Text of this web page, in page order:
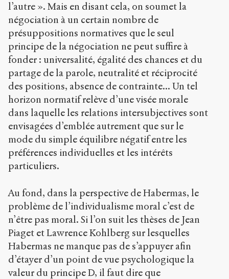
l’autre ». Mais en disant cela, on soumet la
négociation à un certain nombre de
présuppositions normatives que le seul
principe de la négociation ne peut suffire à
fonder : universalité, égalité des chances et du
partage de la parole, neutralité et réciprocité
des positions, absence de contrainte... Un tel
horizon normatif relève d’une visée morale
dans laquelle les relations intersubjectives sont
envisagées d’emblée autrement que sur le
mode du simple équilibre négatif entre les
préférences individuelles et les intérêts
particuliers.
Au fond, dans la perspective de Habermas, le
problème de l’individualisme moral c’est de
n’être pas moral. Si l’on suit les thèses de Jean
Piaget et Lawrence Kohlberg sur lesquelles
Habermas ne manque pas de s’appuyer afin
d’étayer d’un point de vue psychologique la
valeur du principe D, il faut dire que